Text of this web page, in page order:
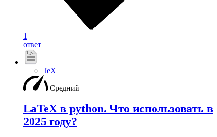
1
ответ
TeX
Средний
LaTeX в python. Что использовать в
2025 году?